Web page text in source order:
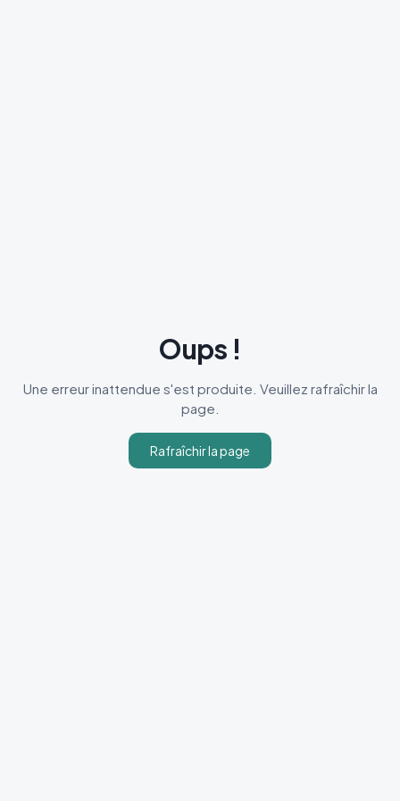
Oups !
Une erreur inattendue s'est produite. Veuillez rafraîchir la
page.
Rafraîchir la page